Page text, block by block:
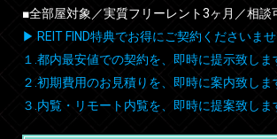
■全部屋対象／実質フリーレント3ヶ月／相談
▶ REIT FIND特典でお得にご契約くださいませ
１.都内最安値での契約を、即時に提示致しま
２.初期費用のお見積りを、即時に案内致しま
３.内覧・リモート内覧を、即時に提案致しま